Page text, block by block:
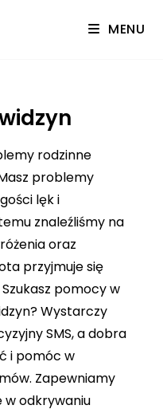
MENU
rodzinne
problemy
lęk i
znaleźliśmy na
oraz
przyjmuje się
pomocy w
Wystarczy
SMS, a dobra
i pomóc w
Zapewniamy
odkrywaniu